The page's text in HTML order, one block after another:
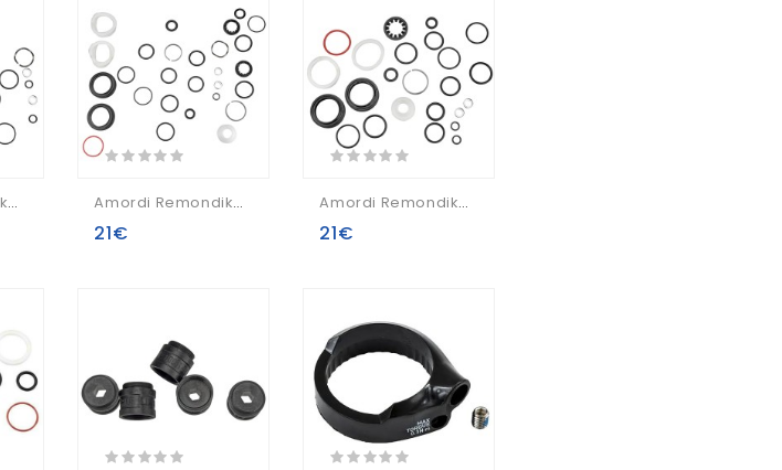
Amordi Remondikomplekts Rockshox (2018+) 30 Gold & Silver 200h(1year) Amordi Remondikomplekts Rockshox (2018+) Judy Gold Silver 200h(1year)
21€
Amordi Remondikomplekts Rockshox (2018+) Recon RL Boost A1 200h(1year)
21€